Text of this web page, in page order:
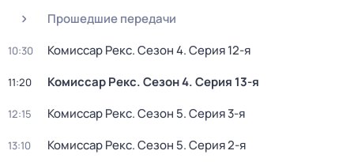
Прошедшие передачи
10:30 Комиссар Рекс. Сезон 4. Серия 12-я
11:20 Комиссар Рекс. Сезон 4. Серия 13-я
12:15 Комиссар Рекс. Сезон 5. Серия 3-я
13:10 Комиссар Рекс. Сезон 5. Серия 2-я